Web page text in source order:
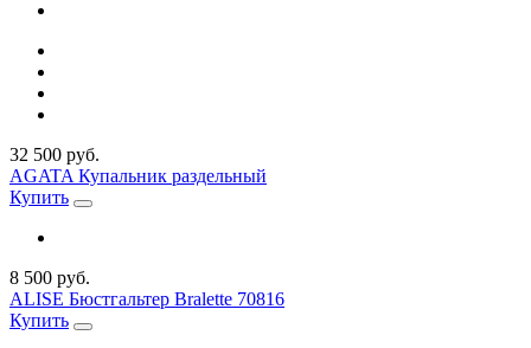
32 500 руб.
AGATA Купальник раздельный
Купить
8 500 руб.
ALISE Бюстгальтер Bralette 70816
Купить